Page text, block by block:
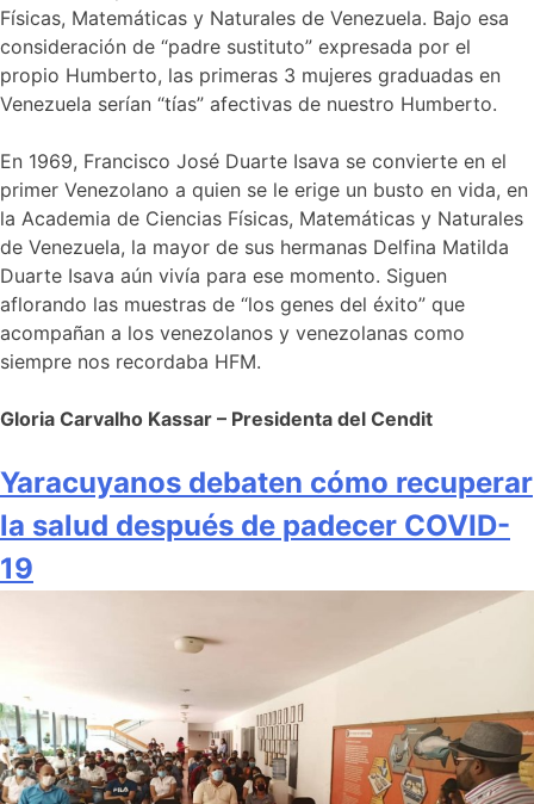
Físicas, Matemáticas y Naturales de Venezuela. Bajo esa
consideración de “padre sustituto” expresada por el
propio Humberto, las primeras 3 mujeres graduadas en
Venezuela serían “tías” afectivas de nuestro Humberto.
En 1969, Francisco José Duarte Isava se convierte en el
primer Venezolano a quien se le erige un busto en vida, en
la Academia de Ciencias Físicas, Matemáticas y Naturales
de Venezuela, la mayor de sus hermanas Delfina Matilda
Duarte Isava aún vivía para ese momento. Siguen
aflorando las muestras de “los genes del éxito” que
acompañan a los venezolanos y venezolanas como
siempre nos recordaba HFM.
Gloria Carvalho Kassar – Presidenta del Cendit
Yaracuyanos debaten cómo recuperar
la salud después de padecer COVID-
19